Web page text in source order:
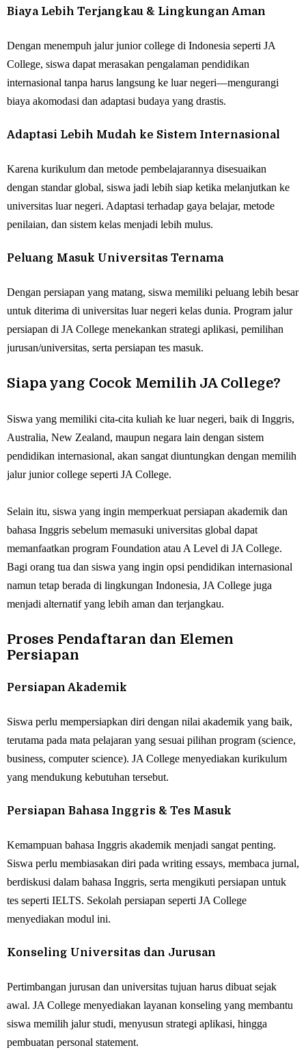
Biaya Lebih Terjangkau & Lingkungan Aman
Dengan menempuh jalur junior college di Indonesia seperti JA
College, siswa dapat merasakan pengalaman pendidikan
internasional tanpa harus langsung ke luar negeri—mengurangi
biaya akomodasi dan adaptasi budaya yang drastis.
Adaptasi Lebih Mudah ke Sistem Internasional
Karena kurikulum dan metode pembelajarannya disesuaikan
dengan standar global, siswa jadi lebih siap ketika melanjutkan ke
universitas luar negeri. Adaptasi terhadap gaya belajar, metode
penilaian, dan sistem kelas menjadi lebih mulus.
Peluang Masuk Universitas Ternama
Dengan persiapan yang matang, siswa memiliki peluang lebih besar
untuk diterima di universitas luar negeri kelas dunia. Program jalur
persiapan di JA College menekankan strategi aplikasi, pemilihan
jurusan/universitas, serta persiapan tes masuk.
Siapa yang Cocok Memilih JA College?
Siswa yang memiliki cita-cita kuliah ke luar negeri, baik di Inggris,
Australia, New Zealand, maupun negara lain dengan sistem
pendidikan internasional, akan sangat diuntungkan dengan memilih
jalur junior college seperti JA College.
Selain itu, siswa yang ingin memperkuat persiapan akademik dan
bahasa Inggris sebelum memasuki universitas global dapat
memanfaatkan program Foundation atau A Level di JA College.
Bagi orang tua dan siswa yang ingin opsi pendidikan internasional
namun tetap berada di lingkungan Indonesia, JA College juga
menjadi alternatif yang lebih aman dan terjangkau.
Proses Pendaftaran dan Elemen
Persiapan
Persiapan Akademik
Siswa perlu mempersiapkan diri dengan nilai akademik yang baik,
terutama pada mata pelajaran yang sesuai pilihan program (science,
business, computer science). JA College menyediakan kurikulum
yang mendukung kebutuhan tersebut.
Persiapan Bahasa Inggris & Tes Masuk
Kemampuan bahasa Inggris akademik menjadi sangat penting.
Siswa perlu membiasakan diri pada writing essays, membaca jurnal,
berdiskusi dalam bahasa Inggris, serta mengikuti persiapan untuk
tes seperti IELTS. Sekolah persiapan seperti JA College
menyediakan modul ini.
Konseling Universitas dan Jurusan
Pertimbangan jurusan dan universitas tujuan harus dibuat sejak
awal. JA College menyediakan layanan konseling yang membantu
siswa memilih jalur studi, menyusun strategi aplikasi, hingga
pembuatan personal statement.